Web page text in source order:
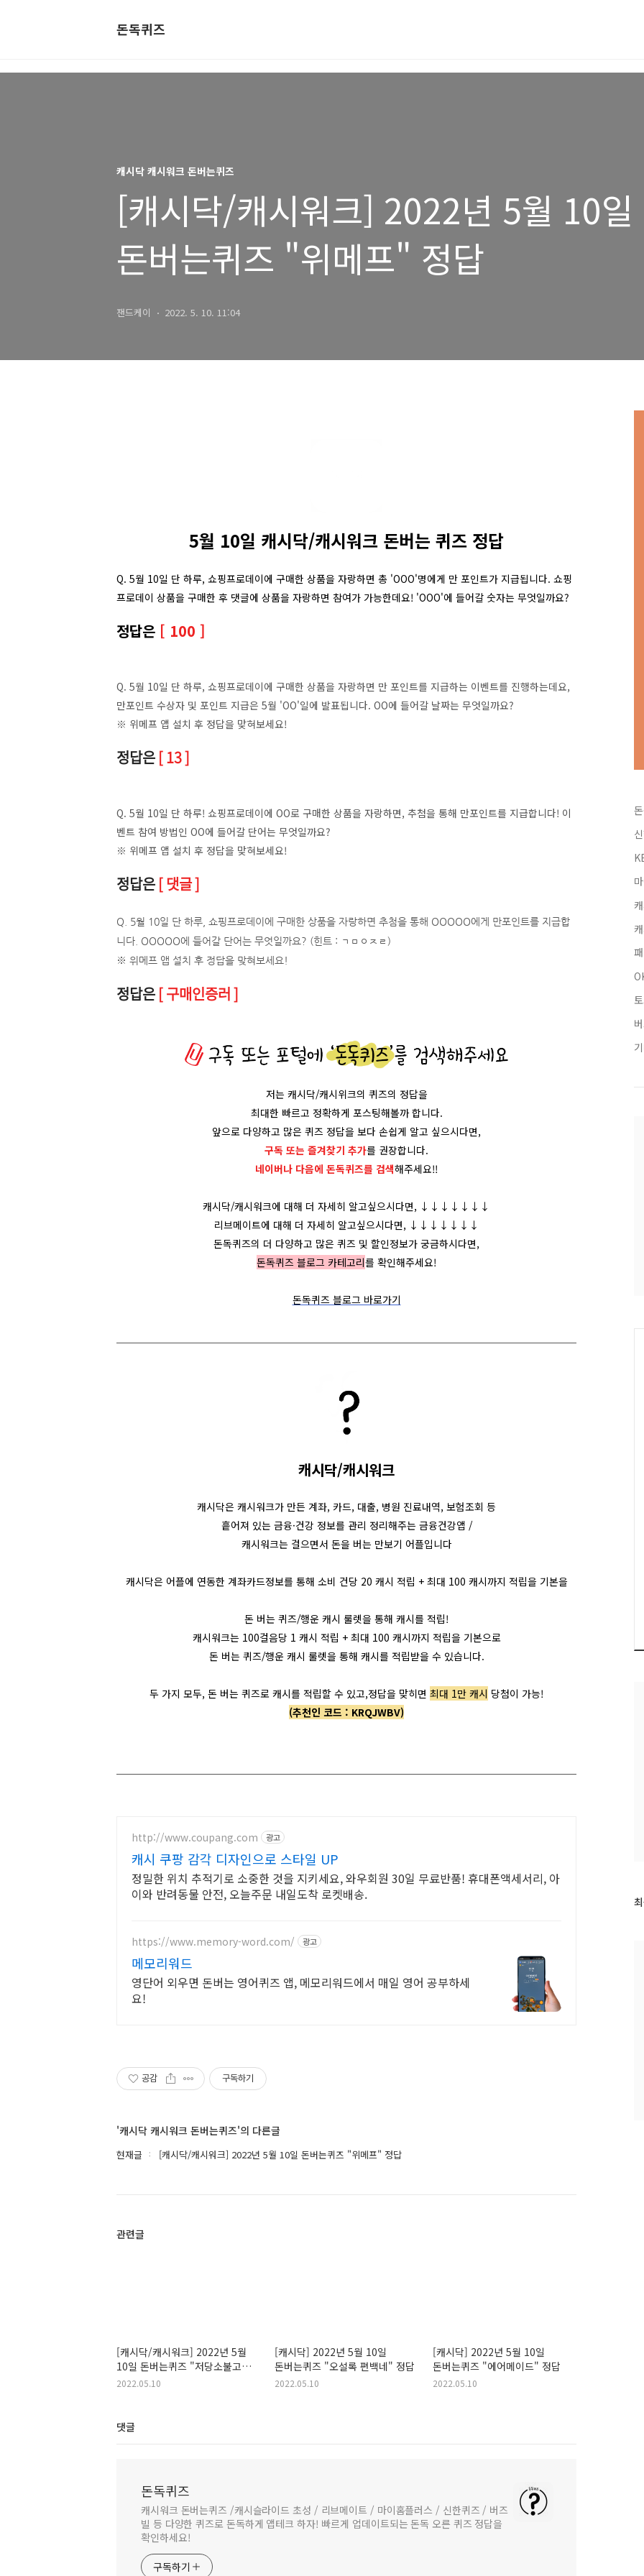
돈독퀴즈
캐시닥 캐시워크 돈버는퀴즈
[캐시닥/캐시워크] 2022년 5월 10일
돈버는퀴즈 "위메프" 정답
잰드케이 2022. 5. 10. 11:04
5월 10일 캐시닥/캐시워크 돈버는 퀴즈 정답
Q. 5월 10일 단 하루, 쇼핑프로데이에 구매한 상품을 자랑하면 총 'OOO'명에게 만 포인트가 지급됩니다. 쇼핑
프로데이 상품을 구매한 후 댓글에 상품을 자랑하면 참여가 가능한데요! 'OOO'에 들어갈 숫자는 무엇일까요?
정답은 [ 100 ]
Q. 5월 10일 단 하루, 쇼핑프로데이에 구매한 상품을 자랑하면 만 포인트를 지급하는 이벤트를 진행하는데요,
만포인트 수상자 및 포인트 지급은 5월 'OO'일에 발표됩니다. OO에 들어갈 날짜는 무엇일까요?
※ 위메프 앱 설치 후 정답을 맞혀보세요!
정답은 [ 13 ]
Q. 5월 10일 단 하루! 쇼핑프로데이에 OO로 구매한 상품을 자랑하면, 추첨을 통해 만포인트를 지급합니다! 이
벤트 참여 방법인 OO에 들어갈 단어는 무엇일까요?
※ 위메프 앱 설치 후 정답을 맞혀보세요!
정답은 [ 댓글 ]
Q. 5월 10일 단 하루, 쇼핑프로데이에 구매한 상품을 자랑하면 추첨을 통해 OOOOO에게 만포인트를 지급합
니다. OOOOO에 들어갈 단어는 무엇일까요? (힌트 : ㄱㅁㅇㅈㄹ)
※ 위메프 앱 설치 후 정답을 맞혀보세요!
정답은 [ 구매인증러 ]
저는 캐시닥/캐시위크의 퀴즈의 정답을
최대한 빠르고 정확하게 포스팅해볼까 합니다.
앞으로 다양하고 많은 퀴즈 정답을 보다 손쉽게 알고 싶으시다면,
구독 또는 즐겨찾기 추가를 권장합니다.
네이버나 다음에 돈독퀴즈를 검색해주세요!!
캐시닥/캐시워크에 대해 더 자세히 알고싶으시다면, ↓↓↓↓↓↓↓
리브메이트에 대해 더 자세히 알고싶으시다면, ↓↓↓↓↓↓↓
돈독퀴즈의 더 다양하고 많은 퀴즈 및 할인정보가 궁금하시다면,
돈독퀴즈 블로그 카테고리를 확인해주세요!
돈독퀴즈 블로그 바로가기
캐시닥/캐시워크
캐시닥은 캐시워크가 만든 계좌, 카드, 대출, 병원 진료내역, 보험조회 등
흩어져 있는 금융·건강 정보를 관리 정리해주는 금융건강앱 /
캐시워크는 걸으면서 돈을 버는 만보기 어플입니다
캐시닥은 어플에 연동한 계좌카드정보를 통해 소비 건당 20 캐시 적립 + 최대 100 캐시까지 적립을 기본을
돈 버는 퀴즈/행운 캐시 룰렛을 통해 캐시를 적립!
캐시워크는 100걸음당 1 캐시 적립 + 최대 100 캐시까지 적립을 기본으로
돈 버는 퀴즈/행운 캐시 룰렛을 통해 캐시를 적립받을 수 있습니다.
두 가지 모두, 돈 버는 퀴즈로 캐시를 적립할 수 있고,정답을 맞히면 최대 1만 캐시 당첨이 가능!
(추천인 코드 : KRQJWBV)
http://www.coupang.com 광고
캐시 쿠팡 감각 디자인으로 스타일 UP
정밀한 위치 추적기로 소중한 것을 지키세요, 와우회원 30일 무료반품! 휴대폰액세서리, 아
이와 반려동물 안전, 오늘주문 내일도착 로켓배송.
https://www.memory-word.com/ 광고
메모리워드
영단어 외우면 돈버는 영어퀴즈 앱, 메모리워드에서 매일 영어 공부하세
요!
공감 구독하기
'캐시닥 캐시워크 돈버는퀴즈'의 다른글
현재글 [캐시닥/캐시워크] 2022년 5월 10일 돈버는퀴즈 "위메프" 정답
관련글
[캐시닥/캐시워크] 2022년 5월
10일 돈버는퀴즈 "저당소불고기"
정답
2022.05.10
[캐시닥] 2022년 5월 10일
돈버는퀴즈 "오설록 편백네" 정답
2022.05.10
[캐시닥] 2022년 5월 10일
돈버는퀴즈 "에어메이드" 정답
2022.05.10
댓글
돈독퀴즈
캐시워크 돈버는퀴즈 /캐시슬라이드 초성 / 리브메이트 / 마이홈플러스 / 신한퀴즈 / 버즈
빌 등 다양한 퀴즈로 돈독하게 앱테크 하자! 빠르게 업데이트되는 돈독 오른 퀴즈 정답을
확인하세요!
구독하기
최